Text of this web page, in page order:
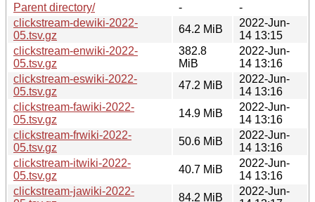
Parent directory/
-
-
clickstream-dewiki-2022-
05.tsv.gz
64.2 MiB
2022-Jun-
14 13:15
clickstream-enwiki-2022-
05.tsv.gz
382.8
MiB
2022-Jun-
14 13:16
clickstream-eswiki-2022-
05.tsv.gz
47.2 MiB
2022-Jun-
14 13:16
clickstream-fawiki-2022-
05.tsv.gz
14.9 MiB
2022-Jun-
14 13:16
clickstream-frwiki-2022-
05.tsv.gz
50.6 MiB
2022-Jun-
14 13:16
clickstream-itwiki-2022-
05.tsv.gz
40.7 MiB
2022-Jun-
14 13:16
clickstream-jawiki-2022-
84.2 MiB
2022-Jun-